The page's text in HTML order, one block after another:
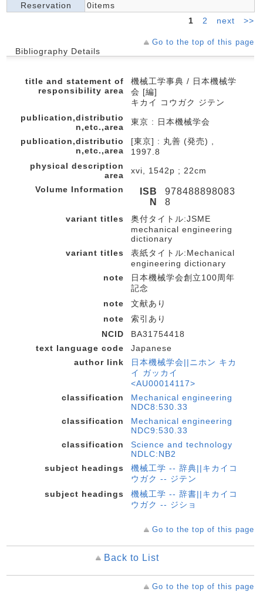
Reservation
0items
1
2 next >>
Go to the top of this page
Bibliography Details
title and statement of
responsibility area
機械工学事典 / 日本機械学
会 [編]
キカイ コウガク ジテン
publication,distributio
n,etc.,area
東京 : 日本機械学会
publication,distributio
n,etc.,area
[東京] : 丸善 (発売) ,
1997.8
physical description
area
xvi, 1542p ; 22cm
Volume Information
ISB
N
978488898083
8
variant titles
奥付タイトル:JSME
mechanical engineering
dictionary
variant titles
表紙タイトル:Mechanical
engineering dictionary
note
日本機械学会創立100周年
記念
note
文献あり
note
索引あり
NCID
BA31754418
text language code
Japanese
author link
日本機械学会||ニホン キカ
イ ガッカイ
<AU00014117>
classification
Mechanical engineering
NDC8:530.33
classification
Mechanical engineering
NDC9:530.33
classification
Science and technology
NDLC:NB2
subject headings
機械工学 -- 辞典||キカイコ
ウガク -- ジテン
subject headings
機械工学 -- 辞書||キカイコ
ウガク -- ジショ
Go to the top of this page
Back to List
Go to the top of this page